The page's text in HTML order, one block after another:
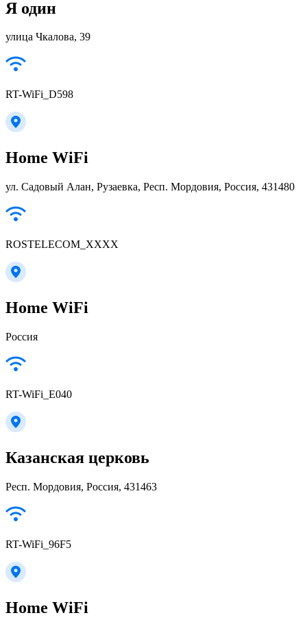
Я один
улица Чкалова, 39
RT-WiFi_D598
Home WiFi
ул. Садовый Алан, Рузаевка, Респ. Мордовия, Россия, 431480
ROSTELECOM_XXXX
Home WiFi
Россия
RT-WiFi_E040
Казанская церковь
Респ. Мордовия, Россия, 431463
RT-WiFi_96F5
Home WiFi